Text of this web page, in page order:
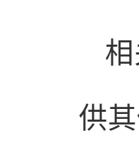
供